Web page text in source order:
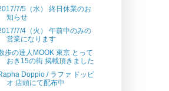
7/5（水） 終日休業のお
知らせ
7/4（火） 午前中のみの
営業になります
歩の達人MOOK 東京 とって
おき15の街 掲載頂きました
Doppio / ラファ ドッピ
オ 店頭にて配布中